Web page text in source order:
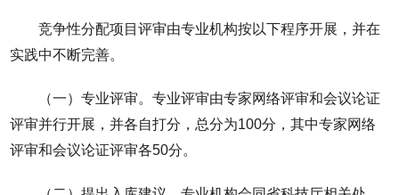
竞争性分配项目评审由专业机构按以下程序开展，并在
实践中不断完善。
（一）专业评审。专业评审由专家网络评审和会议论证
评审并行开展，并各自打分，总分为100分，其中专家网络
评审和会议论证评审各50分。